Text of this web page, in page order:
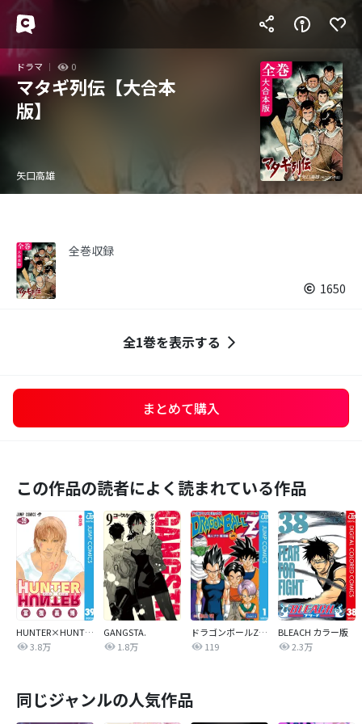
ドラマ 0
マタギ列伝【大合本
版】
矢口高雄
全巻収録
1650
全1巻を表示する
まとめて購入
この作品の読者によく読まれている作品
HUNTER×HUNTER モノクロ版
3.8万
GANGSTA.
1.8万
ドラゴンボールZ アニメコミックス 魔人ブウ復活編
119
BLEACH カラー版
2.3万
同じジャンルの人気作品